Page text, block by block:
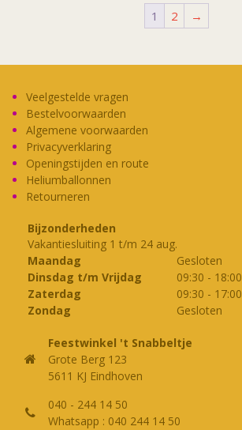
1 2 →
Veelgestelde vragen
Bestelvoorwaarden
Algemene voorwaarden
Privacyverklaring
Openingstijden en route
Heliumballonnen
Retourneren
Bijzonderheden
Vakantiesluiting 1 t/m 24 aug.
Maandag
Gesloten
Dinsdag t/m Vrijdag
09:30 - 18:00
Zaterdag
09:30 - 17:00
Zondag
Gesloten
Feestwinkel 't Snabbeltje
Grote Berg 123
5611 KJ Eindhoven
040 - 244 14 50
Whatsapp : 040 244 14 50